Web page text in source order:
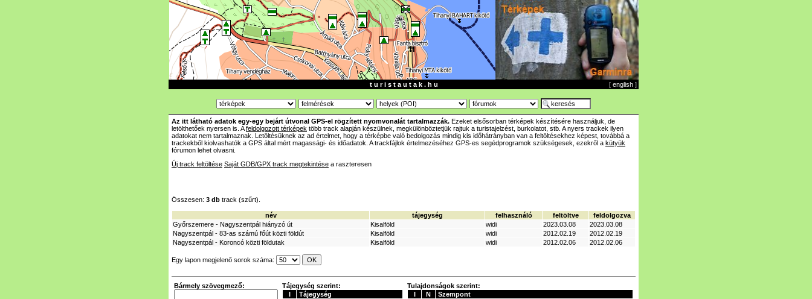
t u r i s t a u t a k . h u [ english ]
Az itt látható adatok egy-egy bejárt útvonal GPS-el rögzített nyomvonalát tartalmazzák. Ezeket elsősorban térképek készítésére használjuk, de
letölthetőek nyersen is. Afeldolgozott térképek több track alapján készülnek, megkülönböztetjük rajtuk a turistajelzést, burkolatot, stb. A nyers trackek ilyen
adatokat nem tartalmaznak. Letöltésüknek az ad értelmet, hogy a térképbe való bedolgozás mindig kis időhátrányban van a feltöltésekhez képest, továbbá a
trackekből kiolvashatók a GPS által mért magassági- és időadatok. A trackfájlok értelmezéséhez GPS-es segédprogramok szükségesek, ezekről a kütyük
fórumon lehet olvasni.
Új track feltöltése Saját GDB/GPX track megtekintése a raszteresen
Összesen: 3 db track (szűrt).
név tájegység felhasználó feltöltve
feldolgozva
Győrszemere - Nagyszentpál hiányzó út
Kisalföld widi 2023.03.08
2023.03.08
Nagyszentpál - 83-as számú főút közti földút
Kisalföld widi 2012.02.19
2012.02.19
Nagyszentpál - Koroncó közti földutak
Kisalföld widi 2012.02.06 2012.02.06
Egy lapon megjelenő sorok száma:
Bármely szövegmező:
Tájegység szerint:
I
Tájegység
Tulajdonságok szerint:
I
N
Szempont